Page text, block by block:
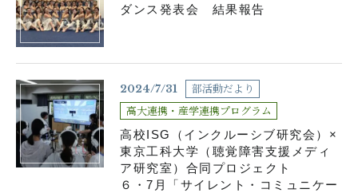
閉じる
ダンス発表会 結果報告
2024/7/31
部活動だより
高大連携・産学連携プログラム
高校ISG（インクルーシブ研究会）×
東京工科大学（聴覚障害支援メディ
ア研究室）合同プロジェクト
６・7月「サイレント・コミュニケー